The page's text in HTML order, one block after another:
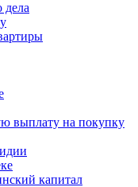
дела
выплату на покупку
капитал